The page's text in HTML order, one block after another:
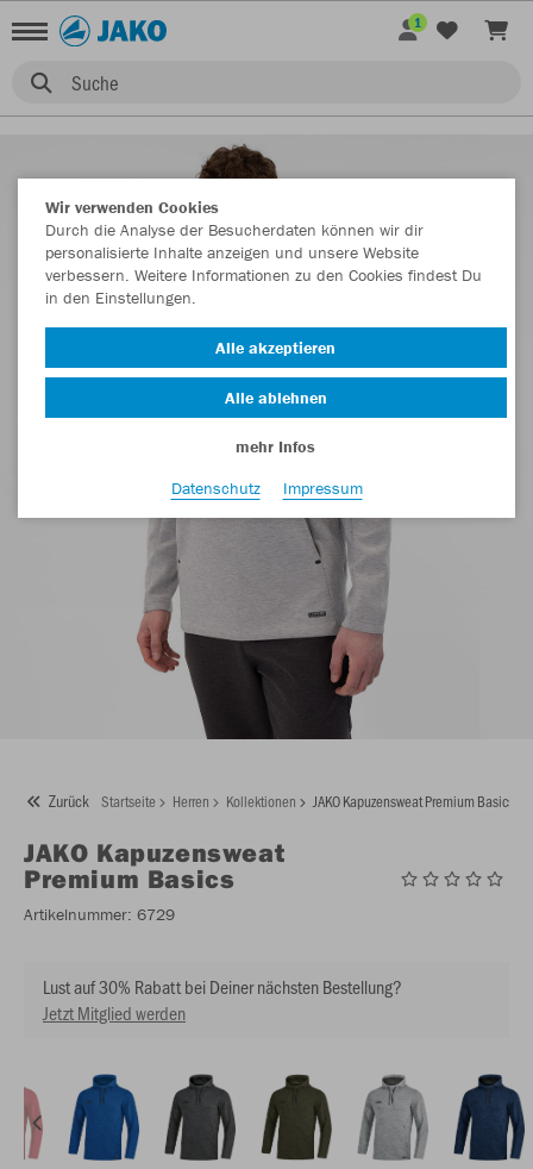
Suche
1
Zurück Startseite Herren Kollektionen JAKO Kapuzensweat Premium Basics
JAKO Kapuzensweat
Premium Basics
Artikelnummer: 6729
Lust auf 30% Rabatt bei Deiner nächsten Bestellung?
Jetzt Mitglied werden
Wir verwenden Cookies
Durch die Analyse der Besucherdaten können wir dir
personalisierte Inhalte anzeigen und unsere Website
verbessern. Weitere Informationen zu den Cookies findest Du
in den Einstellungen.
Alle akzeptieren
Alle ablehnen
mehr Infos
Datenschutz
Impressum